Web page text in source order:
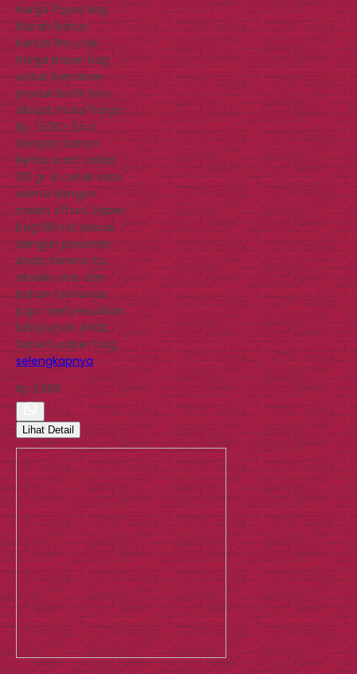
Harga Paper Bag
Murah Bahan
Kertas Recycle
Harga paper bag
untuk kemasan
produk butik bisa
dibuat mulai harga
Rp. 1.500,-/pcs.
Dengan bahan
kertas kraft coklat
125 gr di cetak satu
warna dengan
mesin offset. Paper
bag dibuat sesuai
dengan pesanan
Anda, karena itu
desain, size, dan
bahan tentunya
juga menyesuaikan
kebutuhan Anda.
Seperti paper bag…
selengkapnya
Rp 2.500
Lihat Detail